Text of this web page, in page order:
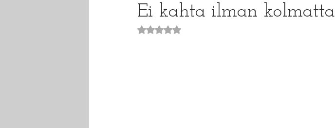
Ei kahta ilman kolmatta
Rated NaN out of 5 stars.